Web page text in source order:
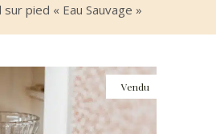
pied « Eau Sauvage »
Vendu